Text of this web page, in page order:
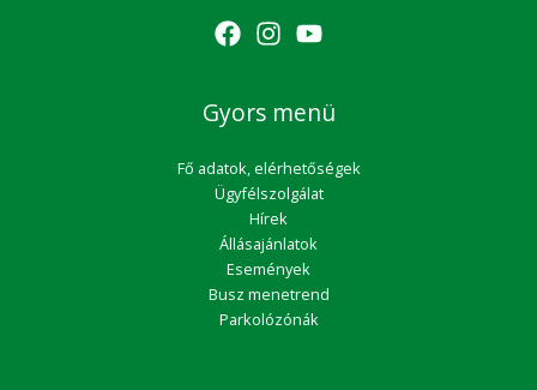
Gyors menü
Fő adatok, elérhetőségek
Ügyfélszolgálat
Hírek
Állásajánlatok
Események
Busz menetrend
Parkolózónák